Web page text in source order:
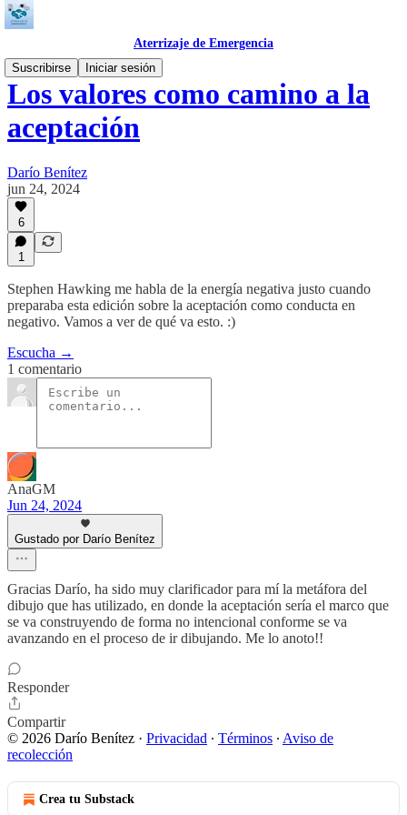
Aterrizaje de Emergencia
Suscribirse
Iniciar sesión
Los valores como camino a la
aceptación
Darío Benítez
jun 24, 2024
6
1
Stephen Hawking me habla de la energía negativa justo cuando
preparaba esta edición sobre la aceptación como conducta en
negativo. Vamos a ver de qué va esto. :)
Escucha →
1 comentario
AnaGM
Jun 24, 2024
Gustado por Darío Benítez
Gracias Darío, ha sido muy clarificador para mí la metáfora del
dibujo que has utilizado, en donde la aceptación sería el marco que
se va construyendo de forma no intencional conforme se va
avanzando en el proceso de ir dibujando. Me lo anoto!!
Responder
Compartir
© 2026 Darío Benítez · Privacidad ∙ Términos ∙ Aviso de
recolección
Crea tu Substack